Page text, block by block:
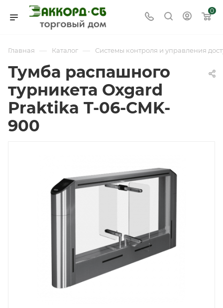
0
Главная — Каталог — Системы контроля и управления
Тумба распашного
турникета Oxgard
Praktika T-06-CMK-
900